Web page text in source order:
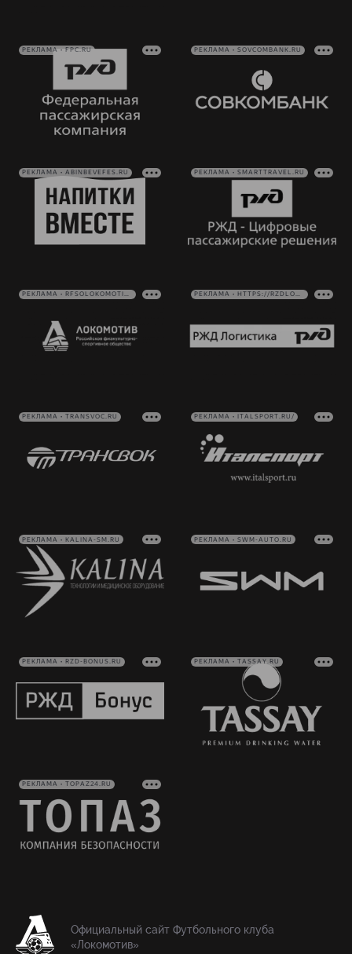
РЕКЛАМА • FPC.RU РЕКЛАМА • SOVCOMBANK.RU
РЕКЛАМА • ABINBEVEFES.RU РЕКЛАМА • SMARTTRAVEL.RU
РЕКЛАМА • RFSOLOKOMOTIV.RU РЕКЛАМА • HTTPS://RZDLOG.RU/
РЕКЛАМА • TRANSVOC.RU РЕКЛАМА • ITALSPORT.RU/
РЕКЛАМА • KALINA-SM.RU РЕКЛАМА • SWM-AUTO.RU
РЕКЛАМА • RZD-BONUS.RU РЕКЛАМА • TASSAY.RU
РЕКЛАМА • TOPAZ24.RU
Официальный сайт Футбольного клуба
«Локомотив»